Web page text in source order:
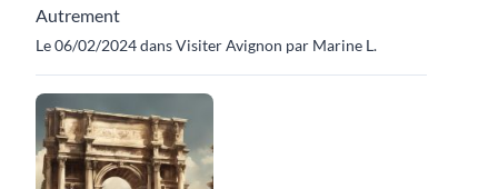
Autrement
Le 06/02/2024 dans Visiter Avignon par Marine L.